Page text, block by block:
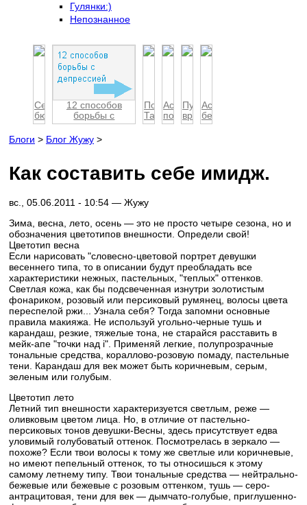
Гулянки:)
Непознанное
Семейный
бюджет:
учимся
экон...
12 способов
борьбы с
депресс...
По
Таиланду
на
Астрология
подарка
Пусть
вредная
привычка
Астрология
беременности
Блоги > Блог Жужу >
Как составить себе имидж.
вс., 05.06.2011 - 10:54 — Жужу
Зима, весна, лето, осень — это не просто четыре сезона, но и
обозначения цветотипов внешности. Определи свой!
Цветотип весна
Если нарисовать "словесно-цветовой портрет девушки
весеннего типа, то в описании будут преобладать все
характеристики нежных, пастельных, "теплых" оттенков.
Светлая кожа, как бы подсвеченная изнутри золотистым
фонариком, розовый или персиковый румянец, волосы цвета
переспелой ржи... Узнала себя? Тогда запомни основные
правила макияжа. Не используй угольно-черные тушь и
карандаш, резкие, тяжелые тона, не старайся расставить в
мейк-апе "точки над i". Применяй легкие, полупрозрачные
тональные средства, кораллово-розовую помаду, пастельные
тени. Карандаш для век может быть коричневым, серым,
зеленым или голубым.
Цветотип лето
Летний тип внешности характеризуется светлым, реже —
оливковым цветом лица. Но, в отличие от пастельно-
персиковых тонов девушки-Весны, здесь присутствует едва
уловимый голубоватый оттенок. Посмотрелась в зеркало —
похоже? Если твои волосы к тому же светлые или коричневые,
но имеют пепельный оттенок, то ты относишься к этому
самому летнему типу. Твои тональные средства — нейтрально-
бежевые или бежевые с розовым оттенком, тушь — серо-
антрацитовая, тени для век — дымчато-голубые, приглушенно-